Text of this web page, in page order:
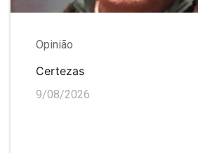
Opinião
Certezas
9/08/2026